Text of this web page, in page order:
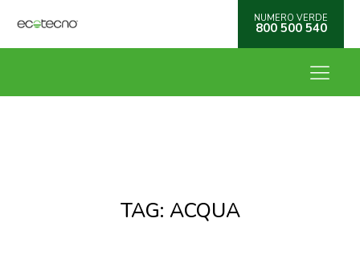
NUMERO VERDE
800 500 540
TAG: ACQUA